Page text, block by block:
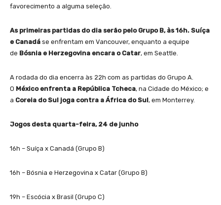
favorecimento a alguma seleção.
As primeiras partidas do dia serão pelo Grupo B, às 16h. Suíça
e Canadá se enfrentam em Vancouver, enquanto a equipe
de Bósnia e Herzegovina encara o Catar, em Seattle.
A rodada do dia encerra às 22h com as partidas do Grupo A.
O México enfrenta a República Tcheca, na Cidade do México; e
a Coreia do Sul joga contra a África do Sul, em Monterrey.
Jogos desta quarta-feira, 24 de junho
16h – Suíça x Canadá (Grupo B)
16h – Bósnia e Herzegovina x Catar (Grupo B)
19h – Escócia x Brasil (Grupo C)